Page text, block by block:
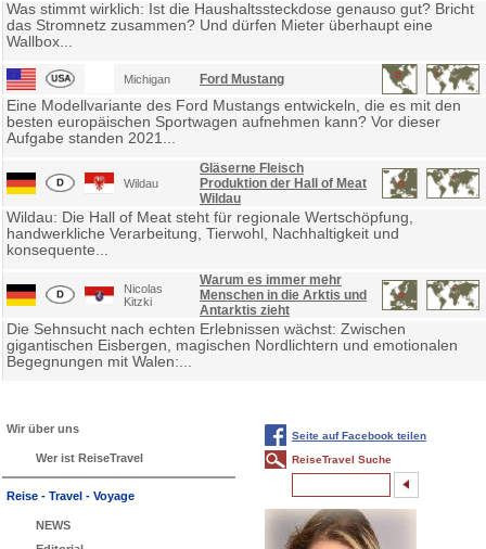
Was stimmt wirklich: Ist die Haushaltssteckdose genauso gut? Bricht
das Stromnetz zusammen? Und dürfen Mieter überhaupt eine
Wallbox...
Michigan Ford Mustang
Eine Modellvariante des Ford Mustangs entwickeln, die es mit den
besten europäischen Sportwagen aufnehmen kann? Vor dieser
Aufgabe standen 2021...
Wildau
Gläserne Fleisch
Produktion der Hall of Meat
Wildau
Wildau: Die Hall of Meat steht für regionale Wertschöpfung,
handwerkliche Verarbeitung, Tierwohl, Nachhaltigkeit und
konsequente...
Nicolas
Kitzki
Warum es immer mehr
Menschen in die Arktis und
Antarktis zieht
Die Sehnsucht nach echten Erlebnissen wächst: Zwischen
gigantischen Eisbergen, magischen Nordlichtern und emotionalen
Begegnungen mit Walen:...
Wir über uns
Wer ist ReiseTravel
Reise - Travel - Voyage
NEWS
Seite auf Facebook teilen
ReiseTravel Suche